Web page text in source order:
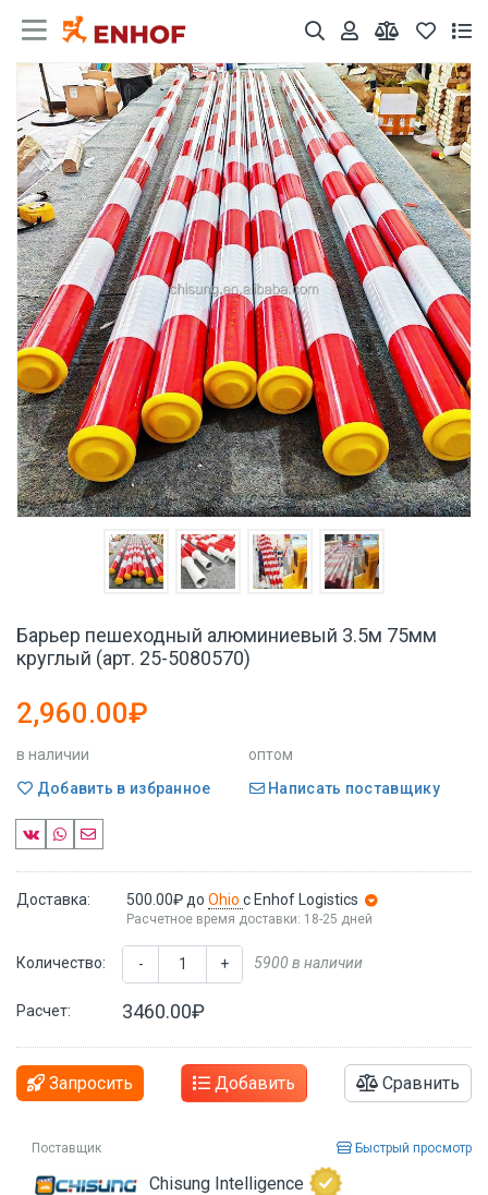
Барьер пешеходный алюминиевый 3.5м 75мм
круглый (арт. 25-5080570)
2,960.00₽
в наличии
оптом
Добавить в избранное
Написать поставщику
Доставка: 500.00₽ до Ohio с Enhof Logistics
Расчетное время доставки: 18-25 дней
Количество: - + 5900 в наличии
Расчет: 3460.00₽
Запросить Добавить Сравнить
Поставщик Быстрый просмотр
Chisung Intelligence